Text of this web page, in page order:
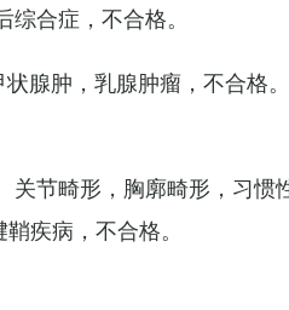
合症，不合格。
腺肿，乳腺肿瘤，不合格
节畸形，胸廓畸形，习惯
疾病，不合格。